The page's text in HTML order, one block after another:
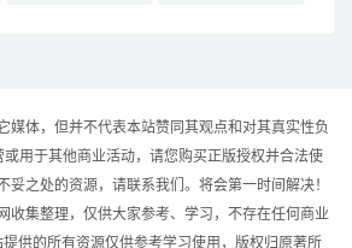
体，但并不代表本站赞同其观点和对其真实性负
用于其他商业活动，请您购买正版授权并合法使
之处的资源，请联系我们。将会第一时间解决！
集整理，仅供大家参考、学习，不存在任何商业
供的所有资源仅供参考学习使用，版权归原著所